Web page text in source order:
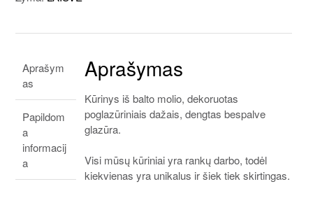
Aprašym
as
Papildom
a
informacij
a
Aprašymas
Kūrinys iš balto molio, dekoruotas
poglazūriniais dažais, dengtas bespalve
glazūra.
Visi mūsų kūriniai yra rankų darbo, todėl
kiekvienas yra unikalus ir šiek tiek skirtingas.